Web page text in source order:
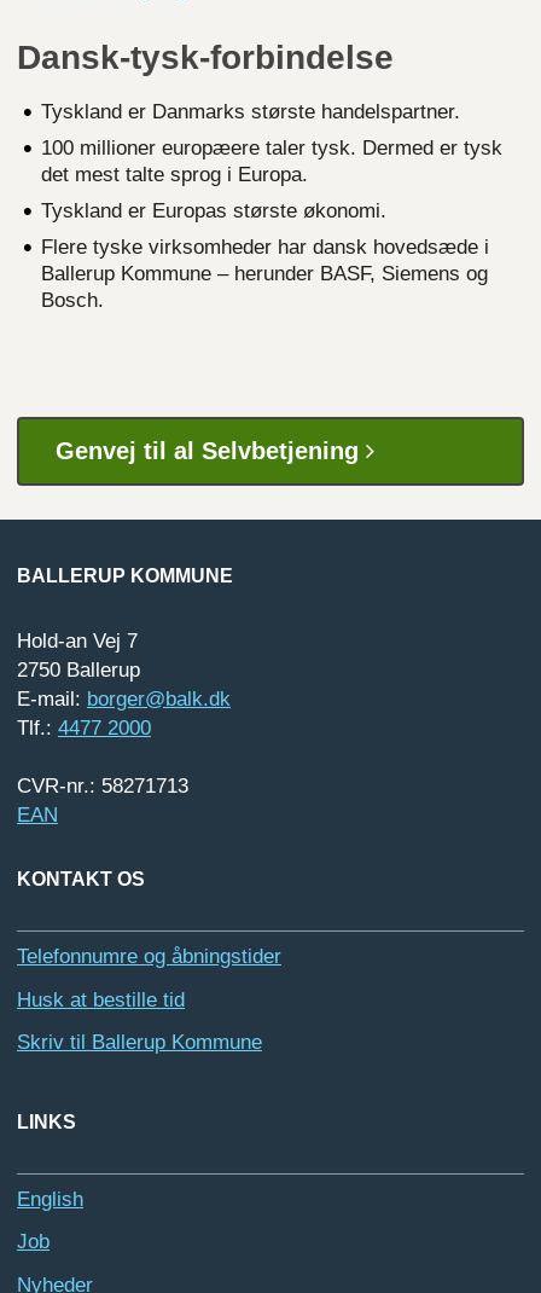
Dansk-tysk-forbindelse
Tyskland er Danmarks største handelspartner.
100 millioner europæere taler tysk. Dermed er tysk
det mest talte sprog i Europa.
Tyskland er Europas største økonomi.
Flere tyske virksomheder har dansk hovedsæde i
Ballerup Kommune – herunder BASF, Siemens og
Bosch.
Genvej til al Selvbetjening
BALLERUP KOMMUNE
Hold-an Vej 7
2750 Ballerup
E-mail: borger@balk.dk
Tlf.: 4477 2000
CVR-nr.: 58271713
EAN
KONTAKT OS
Telefonnumre og åbningstider
Husk at bestille tid
Skriv til Ballerup Kommune
LINKS
English
Job
Nyheder